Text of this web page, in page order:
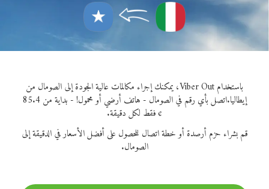
باستخدام Viber Out، يمكنك إجراء مكالمات عالية الجودة إلى الصومال من
إيطاليا.
اتصل بأي رقم في الصومال - هاتف أرضي أو محمول! - بداية من 85.4
¢ فقط لكل دقيقة.
قم بشراء حزم أرصدة أو خطة اتصال للحصول على أفضل الأسعار في الدقيقة إلى
الصومال.